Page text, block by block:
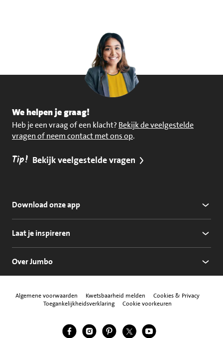
We helpen je graag!
Heb je een vraag of een klacht? Bekijk de veelgestelde
vragen of neem contact met ons op.
Tip! Bekijk veelgestelde vragen
Download onze app
Laat je inspireren
Over Jumbo
Algemene voorwaarden Kwetsbaarheid melden
Cookies & Privacy
Toegankelijkheidsverklaring
Cookie voorkeuren
Volg ons
Jumbo Facebook
Jumbo Instagram
Jumbo Pinterest
Jumbo Twitter
Jumbo YouTube